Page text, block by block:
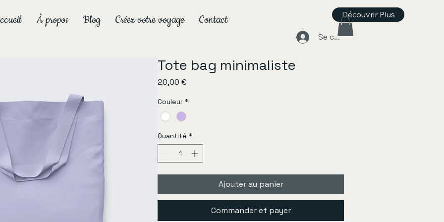
À propos Blog Créez votre voyage Contact Découvrir Plus
Se connecter
Tote bag minimaliste
20,00 €
Couleur *
Quantité *
Ajouter au panier
Commander et payer